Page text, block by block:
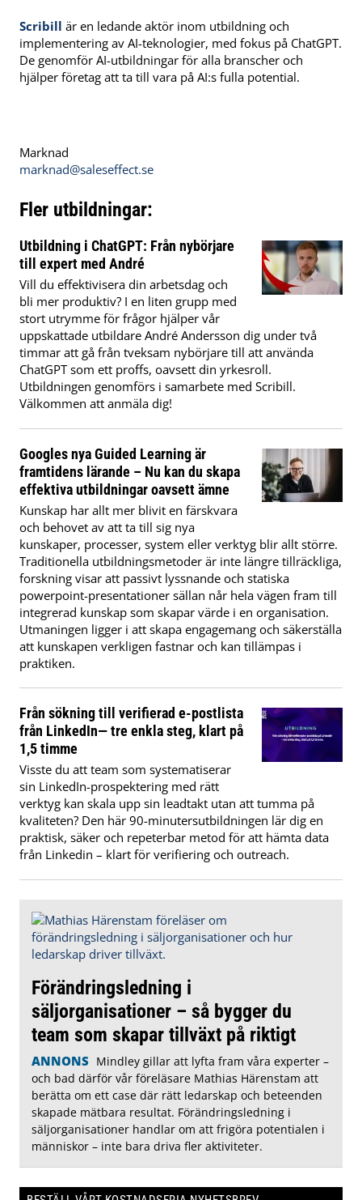
Scribill är en ledande aktör inom utbildning och
implementering av AI-teknologier, med fokus på ChatGPT.
De genomför AI-utbildningar för alla branscher och
hjälper företag att ta till vara på AI:s fulla potential.
Marknad
marknad@saleseffect.se
Fler utbildningar:
Utbildning i ChatGPT: Från nybörjare
till expert med André
Vill du effektivisera din arbetsdag och
bli mer produktiv? I en liten grupp med
stort utrymme för frågor hjälper vår
uppskattade utbildare André Andersson dig under två
timmar att gå från tveksam nybörjare till att använda
ChatGPT som ett proffs, oavsett din yrkesroll.
Utbildningen genomförs i samarbete med Scribill.
Välkommen att anmäla dig!
Googles nya Guided Learning är
framtidens lärande – Nu kan du skapa
effektiva utbildningar oavsett ämne
Kunskap har allt mer blivit en färskvara
och behovet av att ta till sig nya
kunskaper, processer, system eller verktyg blir allt större.
Traditionella utbildningsmetoder är inte längre tillräckliga,
forskning visar att passivt lyssnande och statiska
powerpoint-presentationer sällan når hela vägen fram till
integrerad kunskap som skapar värde i en organisation.
Utmaningen ligger i att skapa engagemang och säkerställa
att kunskapen verkligen fastnar och kan tillämpas i
praktiken.
Från sökning till verifierad e-postlista
från LinkedIn— tre enkla steg, klart på
1,5 timme
Visste du att team som systematiserar
sin LinkedIn-prospektering med rätt
verktyg kan skala upp sin leadtakt utan att tumma på
kvaliteten? Den här 90-minutersutbildningen lär dig en
praktisk, säker och repeterbar metod för att hämta data
från Linkedin – klart för verifiering och outreach.
Förändringsledning i
säljorganisationer – så bygger du
team som skapar tillväxt på riktigt
ANNONS Mindley gillar att lyfta fram våra experter –
och bad därför vår föreläsare Mathias Härenstam att
berätta om ett case där rätt ledarskap och beteenden
skapade mätbara resultat. Förändringsledning i
säljorganisationer handlar om att frigöra potentialen i
människor – inte bara driva fler aktiviteter.